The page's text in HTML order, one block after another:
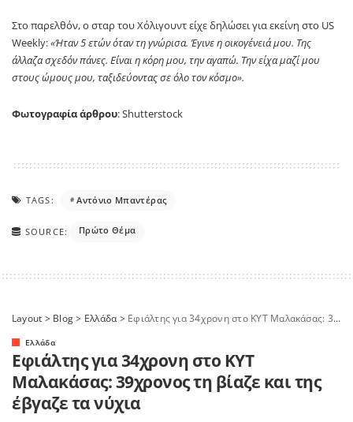
Στο παρελθόν, ο σταρ του Χόλιγουντ είχε δηλώσει για εκείνη στο US
Weekly:«Ήταν 5 ετών όταν τη γνώρισα. Έγινε η οικογένειά μου. Της
άλλαζα σχεδόν πάνες. Είναι η κόρη μου, την αγαπώ. Την είχα μαζί μου
στους ώμους μου, ταξιδεύοντας σε όλο τον κόσμο».
Φωτογραφία άρθρου: Shutterstock
TAGS: Αντόνιο Μπαντέρας
SOURCE: Πρώτο Θέμα
Layout > Blog> Ελλάδα> Εφιάλτης για 34χρονη στο ΚΥΤ Μαλακάσας: 39χρονος τη βίαζε και της έβγαζε τα νύχια
Ελλάδα
Εφιάλτης για 34χρονη στο ΚΥΤ
Μαλακάσας: 39χρονος τη βίαζε και της
έβγαζε τα νύχια